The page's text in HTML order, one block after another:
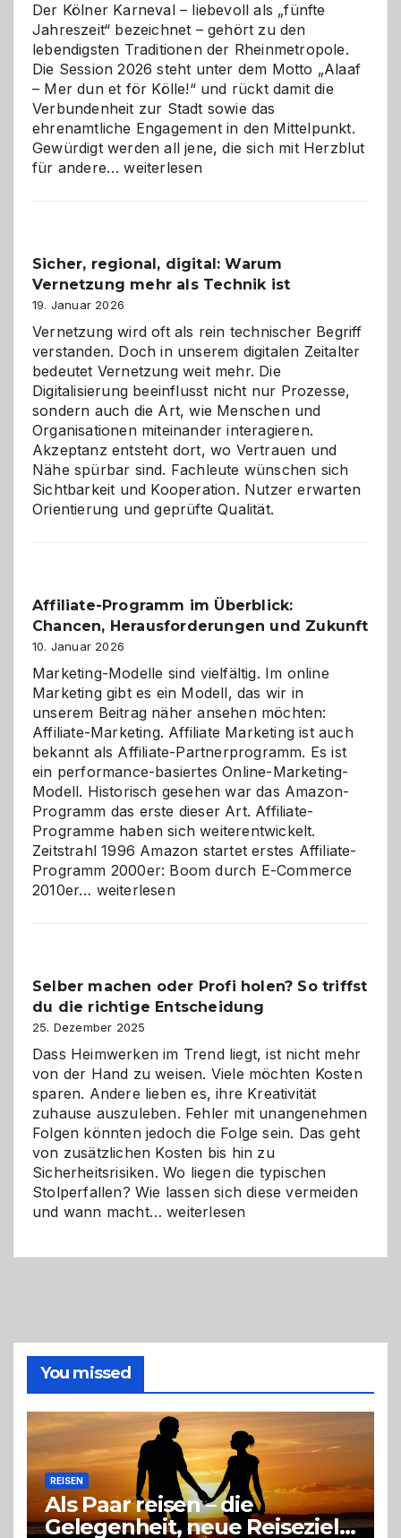
Der Kölner Karneval – liebevoll als „fünfte
Jahreszeit“ bezeichnet – gehört zu den
lebendigsten Traditionen der Rheinmetropole.
Die Session 2026 steht unter dem Motto „Alaaf
– Mer dun et för Kölle!“ und rückt damit die
Verbundenheit zur Stadt sowie das
ehrenamtliche Engagement in den Mittelpunkt.
Gewürdigt werden all jene, die sich mit Herzblut
für andere…Kölner
ein
dreifaches
Alaaf!
weiterlesen
Sicher, regional, digital: Warum
Vernetzung mehr als Technik ist
19. Januar 2026
Vernetzung wird oft als rein technischer Begriff
verstanden. Doch in unserem digitalen Zeitalter
bedeutet Vernetzung weit mehr. Die
Digitalisierung beeinflusst nicht nur Prozesse,
sondern auch die Art, wie Menschen und
Organisationen miteinander interagieren.
Akzeptanz entsteht dort, wo Vertrauen und
Nähe spürbar sind. Fachleute wünschen sich
Sichtbarkeit und Kooperation. Nutzer erwarten
Orientierung und geprüfte Qualität.
Affiliate-Programm im Überblick:
Chancen, Herausforderungen und Zukunft
10. Januar 2026
Marketing-Modelle sind vielfältig. Im online
Marketing gibt es ein Modell, das wir in
unserem Beitrag näher ansehen möchten:
Affiliate-Marketing. Affiliate Marketing ist auch
bekannt als Affiliate-Partnerprogramm. Es ist
ein performance-basiertes Online-Marketing-
Modell. Historisch gesehen war das Amazon-
Programm das erste dieser Art. Affiliate-
Programme haben sich weiterentwickelt.
Zeitstrahl 1996 Amazon startet erstes Affiliate-
Programm 2000er: Boom durch E-Commerce
2010er… Affiliate-
Herausforderungen
und
Zukunft
weiterlesen
Selber machen oder Profi holen? So triffst
du die richtige Entscheidung
25. Dezember 2025
Dass Heimwerken im Trend liegt, ist nicht mehr
von der Hand zu weisen. Viele möchten Kosten
sparen. Andere lieben es, ihre Kreativität
zuhause auszuleben. Fehler mit unangenehmen
Folgen könnten jedoch die Folge sein. Das geht
von zusätzlichen Kosten bis hin zu
Sicherheitsrisiken. Wo liegen die typischen
Stolperfallen? Wie lassen sich diese vermeiden
und wann macht…Selber
richtige
Entscheidung
weiterlesen
You missed
REISEN
Als Paar reisen – die
Gelegenheit, neue Reiseziele